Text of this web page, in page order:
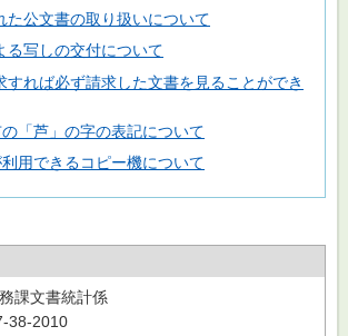
た公文書の取り扱いについて
る写しの交付について
すれば必ず請求した文書を見ることができ
「芦」の字の表記について
用できるコピー機について
課文書統計係
38-2010